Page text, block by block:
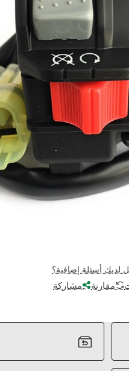
لديك أسئلة إضافية؟
مقارنة مشاركة